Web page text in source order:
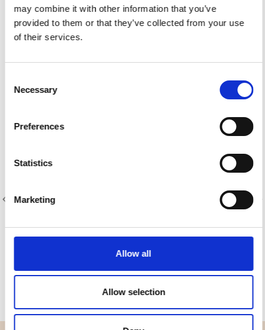
may combine it with other information that you’ve
provided to them or that they’ve collected from your use
of their services.
Selection
Necessary
Preferences
Statistics
Marketing
Allow all
Allow selection
Gewicht pro Quadratmeter
(m2)
0,150 Kg.
Sie können auch mögen